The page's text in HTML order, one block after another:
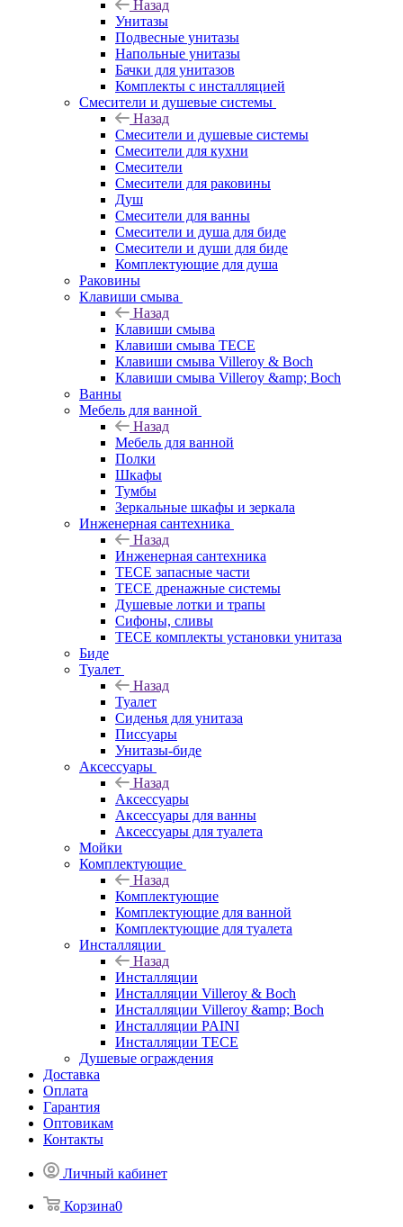
Назад
Унитазы
Подвесные унитазы
Напольные унитазы
Бачки для унитазов
Комплекты с инсталляцией
Смесители и душевые системы
Назад
Смесители и душевые системы
Смесители для кухни
Смесители
Смесители для раковины
Душ
Смесители для ванны
Смесители и душа для биде
Смесители и души для биде
Комплектующие для душа
Раковины
Клавиши смыва
Назад
Клавиши смыва
Клавиши смыва TECE
Клавиши смыва Villeroy & Boch
Клавиши смыва Villeroy &amp; Boch
Ванны
Мебель для ванной
Назад
Мебель для ванной
Полки
Шкафы
Тумбы
Зеркальные шкафы и зеркала
Инженерная сантехника
Назад
Инженерная сантехника
TECE запасные части
TECE дренажные системы
Душевые лотки и трапы
Сифоны, сливы
TECE комплекты установки унитаза
Биде
Туалет
Назад
Туалет
Сиденья для унитаза
Писсуары
Унитазы-биде
Аксессуары
Назад
Аксессуары
Аксессуары для ванны
Аксессуары для туалета
Мойки
Комплектующие
Назад
Комплектующие
Комплектующие для ванной
Комплектующие для туалета
Инсталляции
Назад
Инсталляции
Инсталляции Villeroy & Boch
Инсталляции Villeroy &amp; Boch
Инсталляции PAINI
Инсталляции TECE
Душевые ограждения
Доставка
Оплата
Гарантия
Оптовикам
Контакты
Личный кабинет
Корзина0